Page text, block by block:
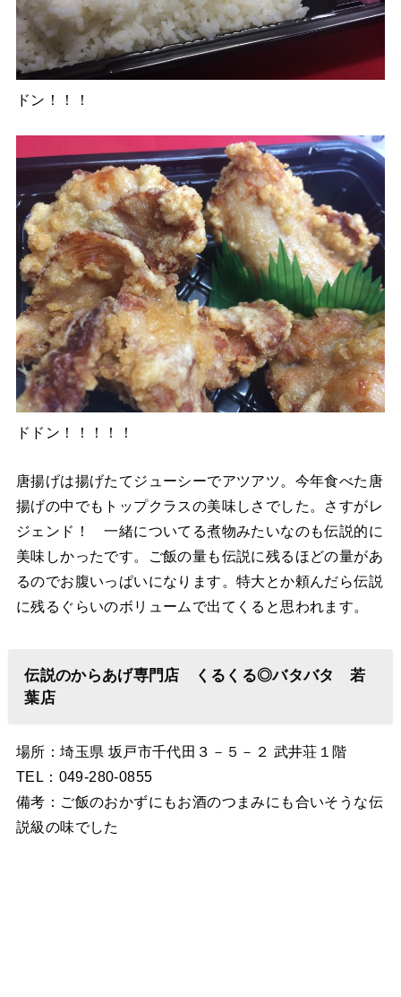
ドン！！！
ドドン！！！！！
唐揚げは揚げたてジューシーでアツアツ。今年食べた唐
揚げの中でもトップクラスの美味しさでした。さすがレ
ジェンド！ 一緒についてる煮物みたいなのも伝説的に
美味しかったです。ご飯の量も伝説に残るほどの量があ
るのでお腹いっぱいになります。特大とか頼んだら伝説
に残るぐらいのボリュームで出てくると思われます。
伝説のからあげ専門店 くるくる◎バタバタ 若
葉店
場所：埼玉県 坂戸市千代田３－５－２ 武井荘１階
TEL：049-280-0855
備考：ご飯のおかずにもお酒のつまみにも合いそうな伝
説級の味でした